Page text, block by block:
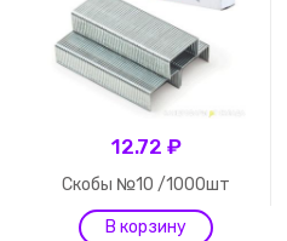
12.72 ₽
Скобы №10 /1000шт